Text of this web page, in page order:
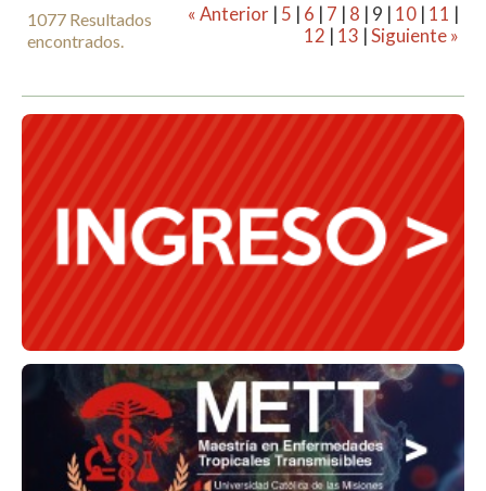
1077 Resultados
encontrados.
« Anterior | 5 | 6 | 7 | 8 | 9 | 10 | 11 |
12 | 13 |Siguiente »